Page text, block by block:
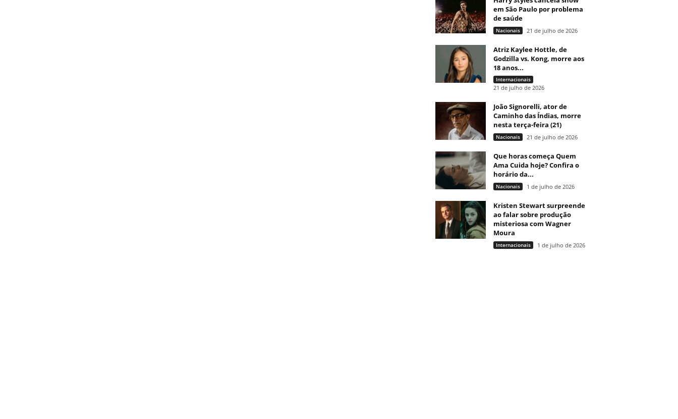
em São Paulo por problema
de saúde
Nacionais 21 de julho de 2026
Atriz Kaylee Hottle, de
Godzilla vs. Kong, morre aos
18 anos...
Internacionais
21 de julho de 2026
João Signorelli, ator de
Caminho das Índias, morre
nesta terça-feira (21)
Nacionais 21 de julho de 2026
Que horas começa Quem
Ama Cuida hoje? Confira o
horário da...
Nacionais 1 de julho de 2026
Kristen Stewart surpreende
ao falar sobre produção
misteriosa com Wagner
Moura
Internacionais 1 de julho de 2026